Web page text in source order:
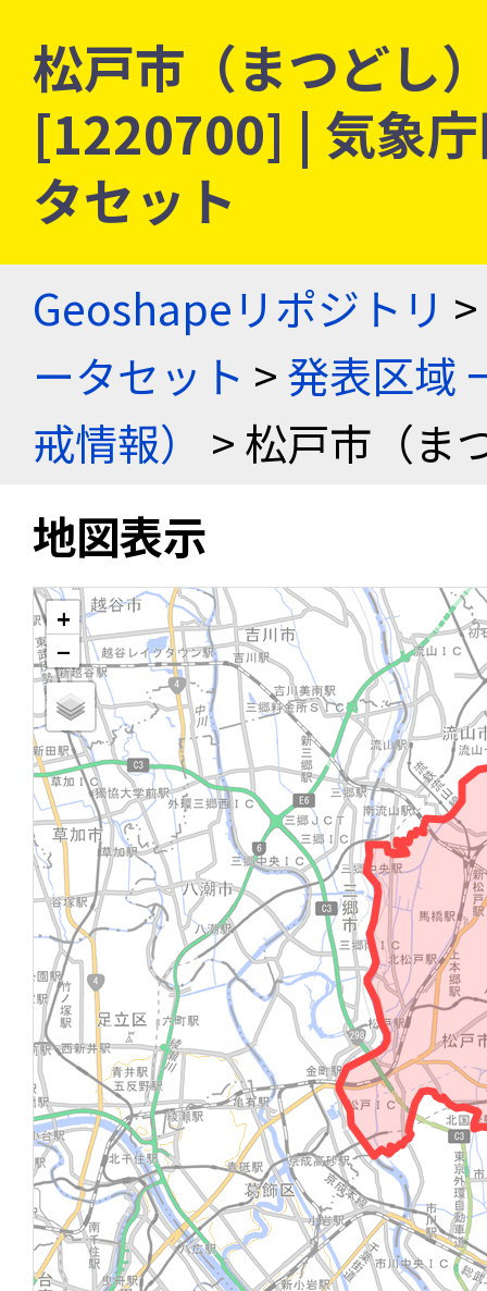
松戸市（まつどし
[1220700] | 気象
タセット
Geoshapeリポジトリ >
ータセット >発表区域
戒情報）
> 松戸市（ま
地図表示
+
−